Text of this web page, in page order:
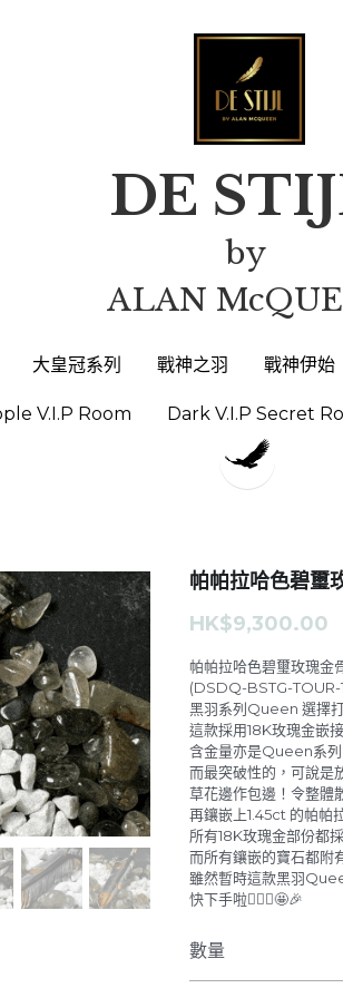
DE
by
ALAN
大皇冠系列 戰神之羽 戰神伊始
V.I.P Room Dark V.I.P Secret
DE
by
ALAN
大皇冠系列 戰神之羽 戰神伊始
V.I.P Room Dark V.I.P Secret
帕帕拉哈色碧璽
HK$9,300.00
帕帕拉哈色碧璽玫瑰
(DSDQ-BSTG-TOUR-
黑羽系列Queen 選擇
這款採用18K玫瑰金嵌
含金量亦是Queen系列
而最突破性的，可說是
草花邊作包邊！令整體
再鑲嵌上1.45ct 的帕帕
所有18K玫瑰金部份都
而所有鑲嵌的寶石都附
雖然暫時這款黑羽
快下手啦🙇🏼‍♂️🤩🎉
數量